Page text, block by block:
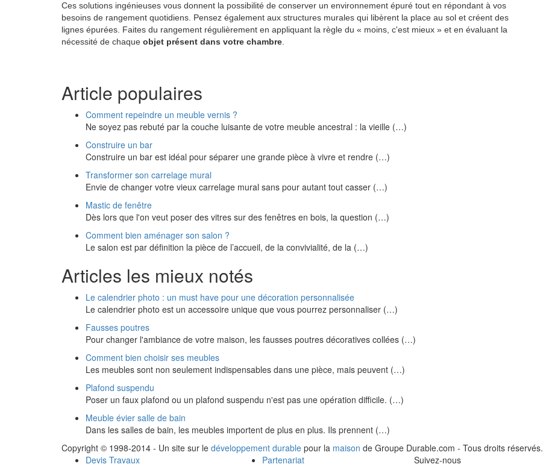
Ces solutions ingénieuses vous donnent la possibilité de conserver un environnement épuré tout en répondant à vos
besoins de rangement quotidiens. Pensez également aux structures murales qui libèrent la place au sol et créent des
lignes épurées. Faites du rangement régulièrement en appliquant la règle du « moins, c'est mieux » et en évaluant la
nécessité de chaque objet présent dans votre chambre
Article populaires
Comment repeindre un meuble vernis ?
Ne soyez pas rebuté par la couche luisante de votre meuble ancestral : la vieille (…)
Construire un bar
Construire un bar est idéal pour séparer une grande pièce à vivre et rendre (…)
Transformer son carrelage mural
Envie de changer votre vieux carrelage mural sans pour autant tout casser (…)
Mastic de fenêtre
Dès lors que l'on veut poser des vitres sur des fenêtres en bois, la question (…)
Comment bien aménager son salon ?
Le salon est par définition la pièce de l’accueil, de la convivialité, de la (…)
Articles les mieux notés
Le calendrier photo : un must have pour une décoration personnalisée
Le calendrier photo est un accessoire unique que vous pourrez personnaliser (…)
Fausses poutres
Pour changer l'ambiance de votre maison, les fausses poutres décoratives collées (…)
Comment bien choisir ses meubles
Les meubles sont non seulement indispensables dans une pièce, mais peuvent (…)
Plafond suspendu
Poser un faux plafond ou un plafond suspendu n'est pas une opération difficile. (…)
Meuble évier salle de bain
Dans les salles de bain, les meubles importent de plus en plus. Ils prennent (…)
Copyright © 1998-2014 - Un site sur le développement durable pour la maison de Groupe Durable.com - Tous droits réservés.
Devis Travaux
Partenariat
Suivez-nous